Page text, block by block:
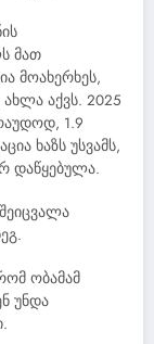
მათ
მოახერხეს,
აქვს. 2025
1.9
ხაზს უსვამს,
დაწყებულა.
ობამამ
უნდა